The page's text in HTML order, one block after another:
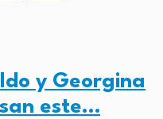
y Georgina
este…